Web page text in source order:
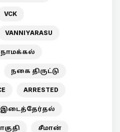
VCK
VANNIYARASU
நாமக்கல்
நகை திருட்டு
ARRESTED
இடைத்தேர்தல்
சீமான்